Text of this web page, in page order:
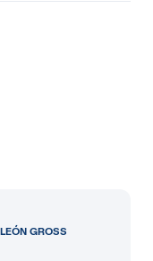
GROSS